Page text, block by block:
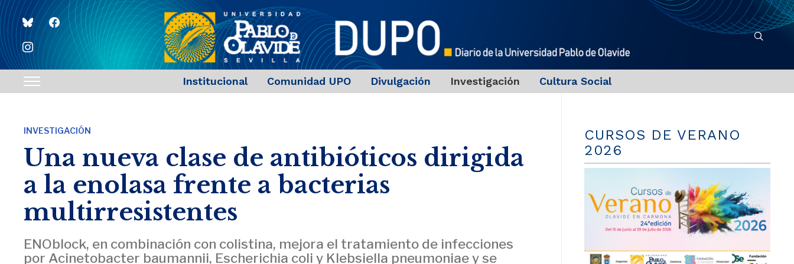
blueskyfacebook
instagram
Toggle
navigation
Institucional Comunidad UPO Divulgación Investigación Cultura Social
INVESTIGACIÓN
Una nueva clase de antibióticos dirigida
a la enolasa frente a bacterias
multirresistentes
ENOblock, en combinación con colistina, mejora el tratamiento de infecciones
por Acinetobacter baumannii, Escherichia coli y Klebsiella pneumoniae y se
CURSOS DE VERANO
2026